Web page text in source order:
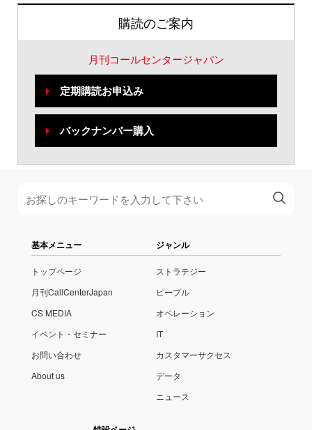
購読のご案内
月刊コールセンタージャパン
定期購読お申込み
バックナンバー購入
基本メニュー
トップページ
月刊CallCenterJapan
CS MEDIA
イベント・セミナー
お問い合わせ
About us
ジャンル
ストラテジー
ピープル
オペレーション
IT
カスタマーサクセス
データ
ニュース